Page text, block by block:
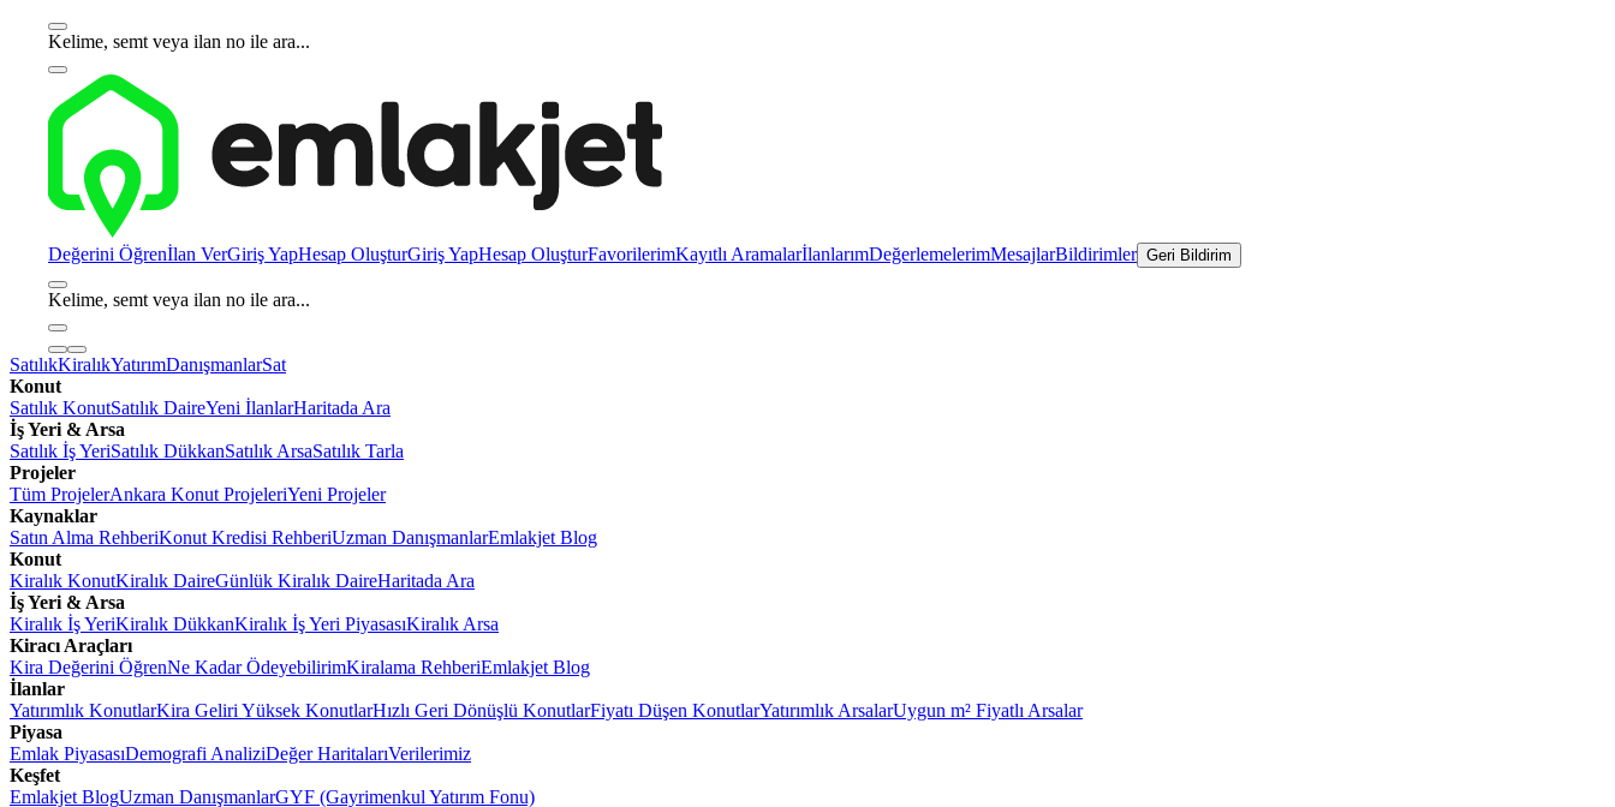
Kelime, semt veya ilan no ile ara...
Değerini Öğrenİlan VerGiriş YapHesap OluşturGiriş YapHesap OluşturFavorilerimKayıtlı AramalarİlanlarımDeğerlemelerimMesajlarBildirimler Geri Bildirim
Kelime, semt veya ilan no ile ara...
SatılıkKiralıkYatırımDanışmanlarSat
Konut
Satılık KonutSatılık DaireYeni İlanlarHaritada Ara
İş Yeri & Arsa
Satılık İş YeriSatılık DükkanSatılık ArsaSatılık Tarla
Projeler
Tüm ProjelerAnkara Konut ProjeleriYeni Projeler
Kaynaklar
Satın Alma RehberiKonut Kredisi RehberiUzman DanışmanlarEmlakjet Blog
Konut
Kiralık KonutKiralık DaireGünlük Kiralık DaireHaritada Ara
İş Yeri & Arsa
Kiralık İş YeriKiralık DükkanKiralık İş Yeri PiyasasıKiralık Arsa
Kiracı Araçları
Kira Değerini ÖğrenNe Kadar ÖdeyebilirimKiralama RehberiEmlakjet Blog
İlanlar
Yatırımlık KonutlarKira Geliri Yüksek KonutlarHızlı Geri Dönüşlü KonutlarFiyatı Düşen KonutlarYatırımlık ArsalarUygun m² Fiyatlı Arsalar
Piyasa
Emlak PiyasasıDemografi AnaliziDeğer HaritalarıVerilerimiz
Keşfet
Emlakjet BlogUzman DanışmanlarGYF (Gayrimenkul Yatırım Fonu)